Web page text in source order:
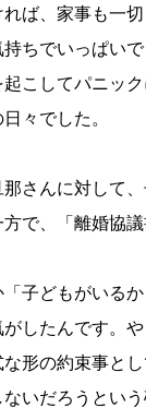
ば、家事も一
ちでいっぱい
こしてパニッ
々でした。
さんに対して
で、「離婚協議
「子どもがいる
したんです。
形の約束事と
いだろうとい